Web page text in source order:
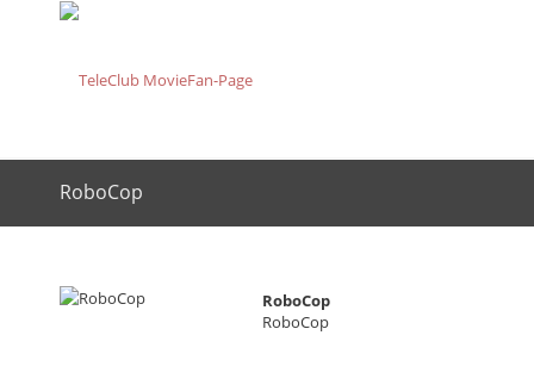
RoboCop
RoboCop
RoboCop